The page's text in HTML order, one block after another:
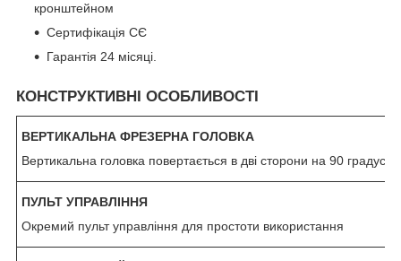
кронштейном
Сертифікація СЄ
Гарантія 24 місяці.
КОНСТРУКТИВНІ ОСОБЛИВОСТІ
ВЕРТИКАЛЬНА ФРЕЗЕРНА ГОЛОВКА
Вертикальна головка повертається в дві сторони на 90 градусів
ПУЛЬТ УПРАВЛІННЯ
Окремий пульт управління для простоти використання